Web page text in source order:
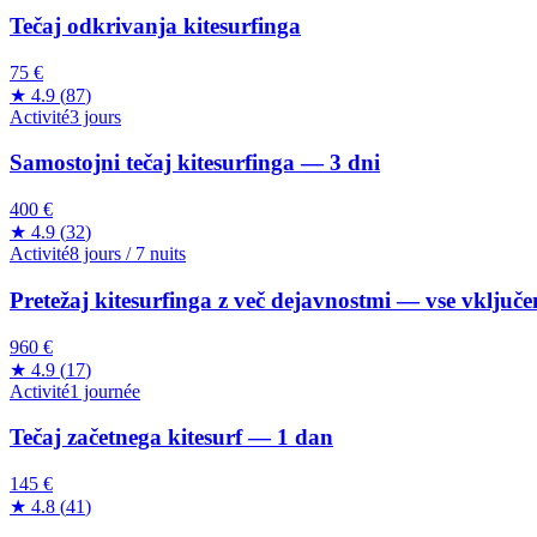
Tečaj odkrivanja kitesurfinga
75 €
★ 4.9 (87)
Activité3 jours
Samostojni tečaj kitesurfinga — 3 dni
400 €
★ 4.9 (32)
Activité8 jours / 7 nuits
Pretežaj kitesurfinga z več dejavnostmi — vse
960 €
★ 4.9 (17)
Activité1 journée
Tečaj začetnega kitesurf — 1 dan
145 €
★ 4.8 (41)